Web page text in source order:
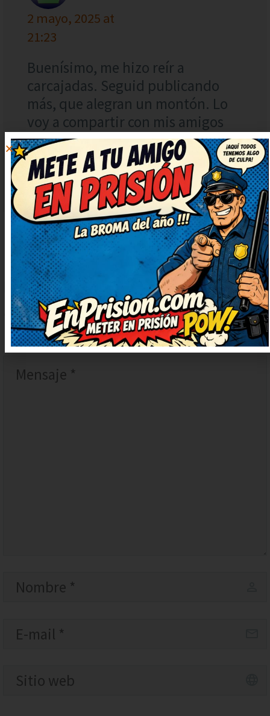
2 mayo, 2025 at
21:23
Buenísimo, me hizo reír a
carcajadas. Seguid publicando
más, que alegran un montón. Lo
voy a compartir con mis amigos
para que se rían también. Me he
quedado con una sonrisa tonta,
¡genial!
DEJARUN
COMENTARIO